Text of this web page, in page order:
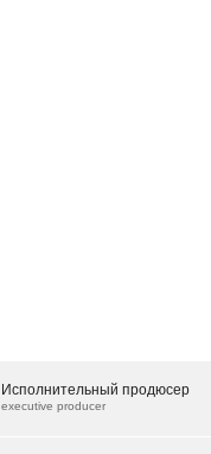
Исполнительный продюсер
executive producer